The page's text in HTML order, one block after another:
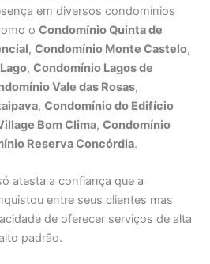
em diversos condomínios
oCondomínio Quinta de
,Condomínio Monte Castelo,
,Condomínio Lagos de
Vale das Rosas,
,Condomínio do Edifício
Bom Clima,Condomínio
Reserva Concórdia.
atesta a confiança que a
entre seus clientes mas
de oferecer serviços de alta
padrão.